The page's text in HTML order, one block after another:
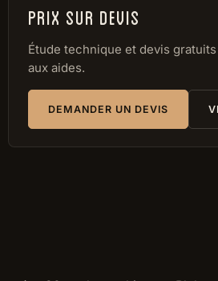
Prix sur devis
Étude technique et devis
aux aides.
DEMANDER UN DEVIS